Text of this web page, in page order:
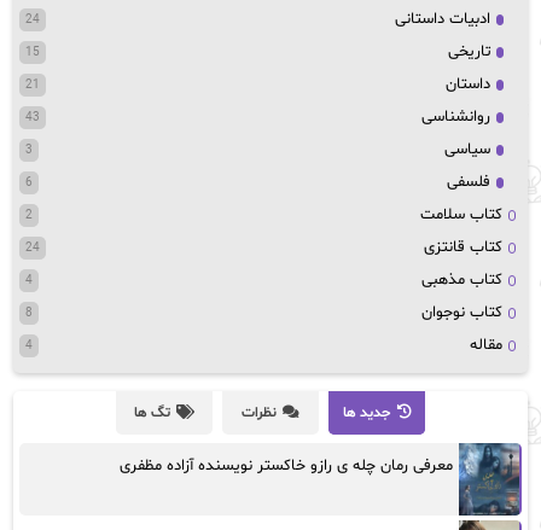
ادبیات داستانی 24
تاریخی 15
داستان 21
روانشناسی 43
سیاسی 3
فلسفی 6
کتاب سلامت 2
کتاب قانتزی 24
کتاب مذهبی 4
کتاب نوجوان 8
مقاله 4
جدید ها نظرات تگ ها
معرفی رمان چله ی رازو خاکستر نویسنده آزاده مظفری